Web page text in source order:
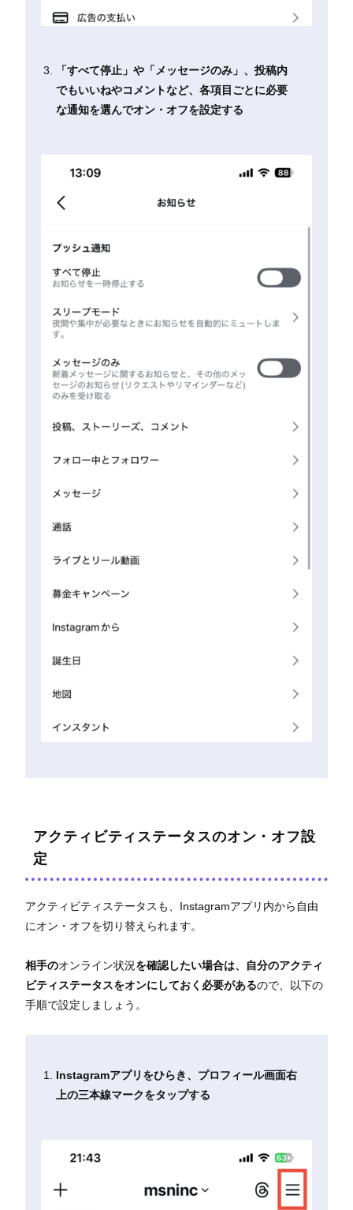
「すべて停止」や「メッセージのみ」、投稿内
でもいいねやコメントなど、各項目ごとに必要
な通知を選んでオン・オフを設定する
アクティビティステータスのオン・オフ設
定
アクティビティステータスも、Instagramアプリ内から自由
にオン・オフを切り替えられます。
相手のオンライン状況を確認したい場合は、自分のアクティ
ビティステータスをオンにしておく必要があるので、以下の
手順で設定しましょう。
Instagramアプリをひらき、プロフィール画面右
上の三本線マークをタップする